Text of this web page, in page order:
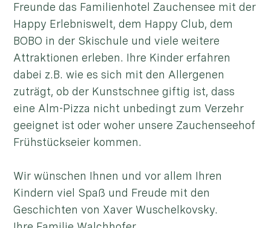
Freunde das Familienhotel Zauchensee mit der
Happy Erlebniswelt, dem Happy Club, dem
BOBO in der Skischule und viele weitere
Attraktionen erleben. Ihre Kinder erfahren
dabei z.B. wie es sich mit den Allergenen
zuträgt, ob der Kunstschnee giftig ist, dass
eine Alm-Pizza nicht unbedingt zum Verzehr
geeignet ist oder woher unsere Zauchenseehof
Frühstückseier kommen.
Wir wünschen Ihnen und vor allem Ihren
Kindern viel Spaß und Freude mit den
Geschichten von Xaver Wuschelkovsky.